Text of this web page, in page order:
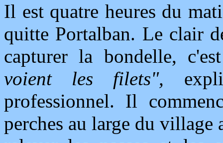
Il est quatre heures du
quitte Portalban. Le clair
capturer la bondelle,
voient les filets",
professionnel. Il
perches au large du village